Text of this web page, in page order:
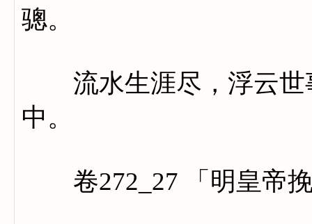
骢。
流水生涯尽，浮云世
中。
卷272_27 「明皇帝